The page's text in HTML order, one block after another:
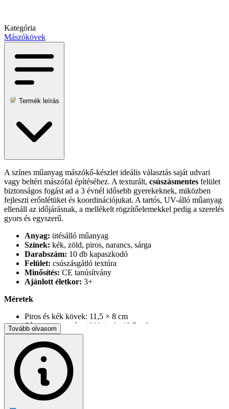
Kategória
Mászókövek
Termék leírás
A színes műanyag mászókő-készlet ideális választás saját udvari
vagy beltéri mászófal építéséhez. A texturált, csúszásmentes felület
biztonságos fogást ad a 3 évnél idősebb gyerekeknek, miközben
fejleszti erőnlétüket és koordinációjukat. A tartós, UV-álló műanyag
ellenáll az időjárásnak, a mellékelt rögzítőelemekkel pedig a szerelés
gyors és egyszerű.
Anyag: ütésálló műanyag
Színek: kék, zöld, piros, narancs, sárga
Darabszám: 10 db kapaszkodó
Felület: csúszásgátló textúra
Minősítés: CE tanúsítvány
Ajánlott életkor: 3+
Méretek
Piros és kék kövek: 11,5 × 8 cm
Sárga, narancs és zöld kövek: 10,5 × 9 cm
A csomag tartalma
10 × színes mászókő
20 × csavar
21 × karmantyús anya
21 × alátét
1 × imbuszkulcs
Tovább olvasom